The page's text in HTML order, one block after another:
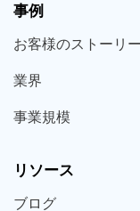
事例
お客様のストーリー
業界
事業規模
リソース
ブログ